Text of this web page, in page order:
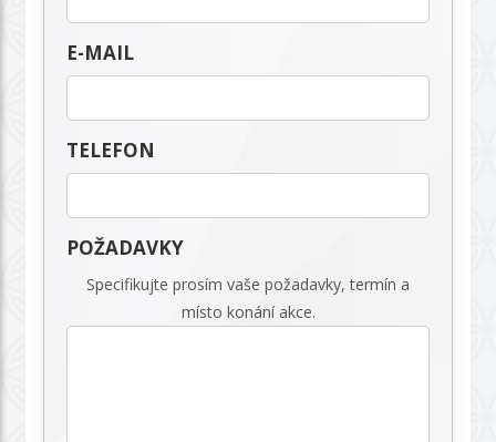
E-MAIL
TELEFON
POŽADAVKY
Specifikujte prosím vaše požadavky, termín a
místo konání akce.